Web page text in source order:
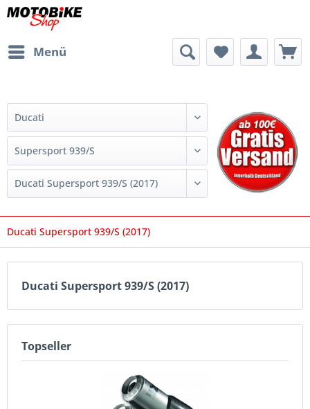
Menü
Ducati Supersport 939/S (2017)
Ducati Supersport 939/S (2017)
Topseller